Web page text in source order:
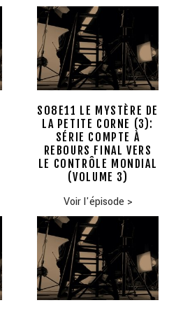
S08E11 LE MYSTÈRE DE
LA PETITE CORNE (3):
SÉRIE COMPTE À
REBOURS FINAL VERS
LE CONTRÔLE MONDIAL
(VOLUME 3)
Voir l'épisode >